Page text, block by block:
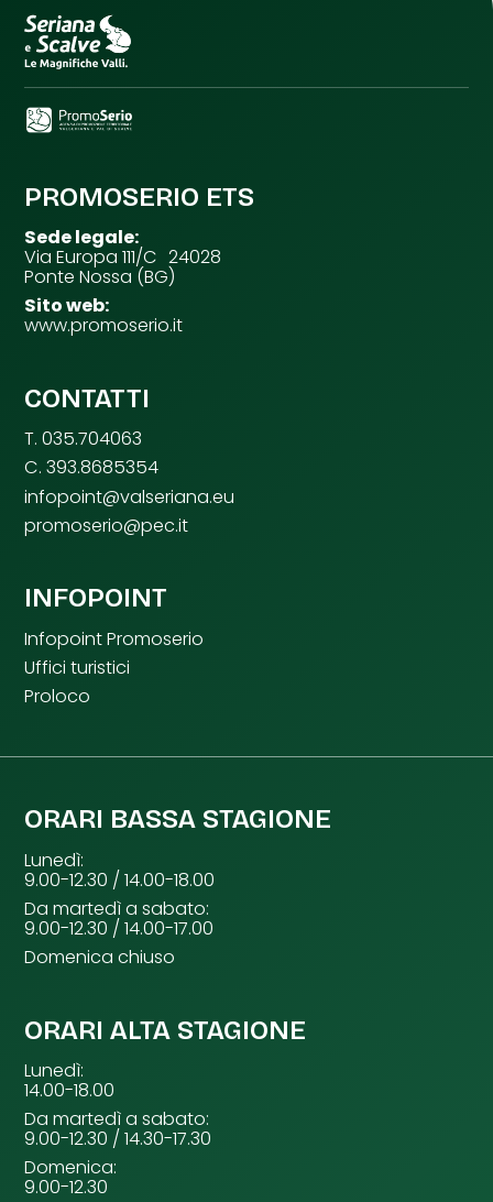
PROMOSERIO ETS
Sede legale:
Via Europa 111/C 24028
Ponte Nossa (BG)
Sito web:
www.promoserio.it
CONTATTI
T. 035.704063
C. 393.8685354
infopoint@valseriana.eu
promoserio@pec.it
INFOPOINT
Infopoint Promoserio
Uffici turistici
Proloco
ORARI BASSA STAGIONE
Lunedì:
9.00-12.30 / 14.00-18.00
Da martedì a sabato:
9.00-12.30 / 14.00-17.00
Domenica chiuso
ORARI ALTA STAGIONE
Lunedì:
14.00-18.00
Da martedì a sabato:
9.00-12.30 / 14.30-17.30
Domenica:
9.00-12.30